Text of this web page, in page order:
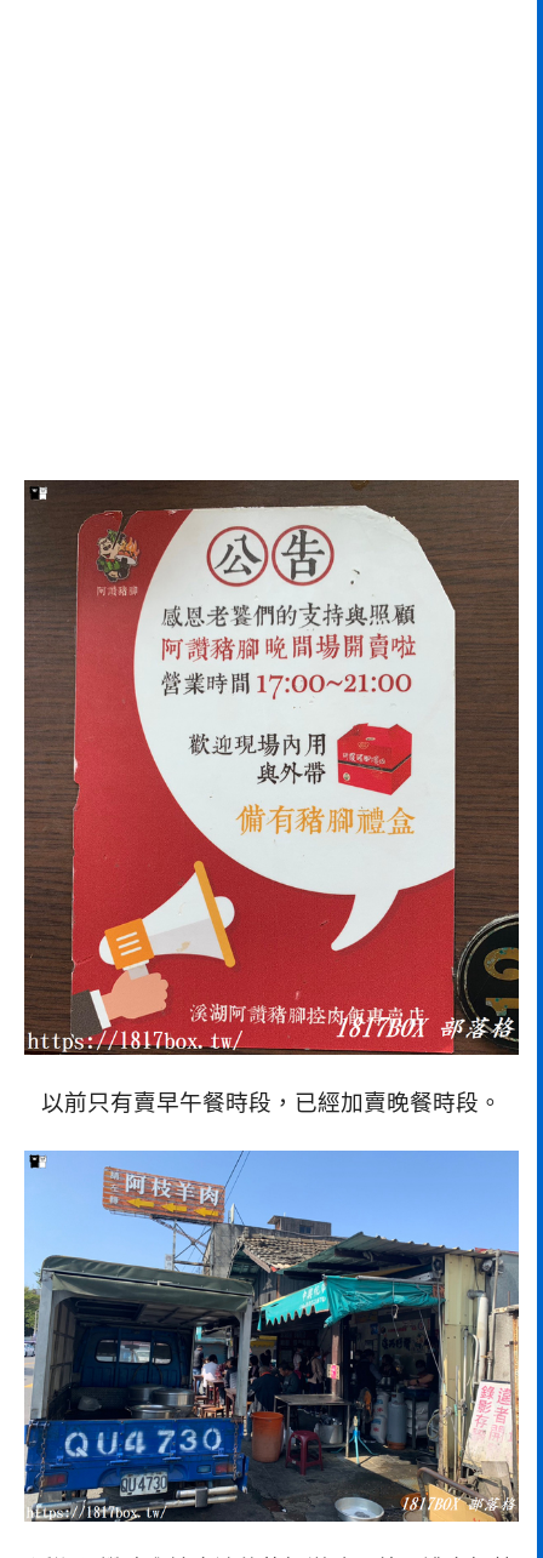
以前只有賣早午餐時段，已經加賣晚餐時段。